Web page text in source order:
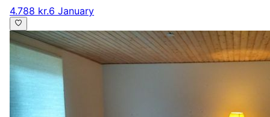
4.788 kr.6 January